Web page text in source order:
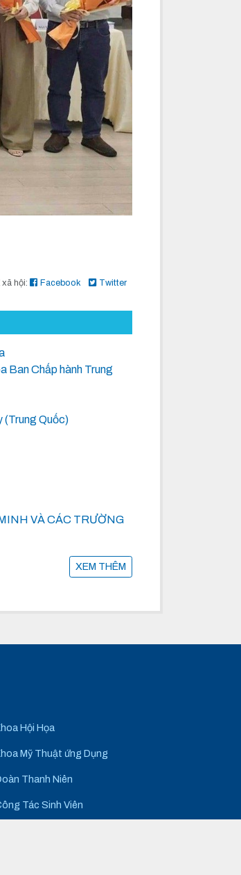
hội: Facebook Twitter
Ban Chấp hành Trung
(Trung Quốc)
VÀ CÁC TRƯỜNG
XEM THÊM
Hội Họa
Mỹ Thuật ứng Dụng
Thanh Niên
Tác Sinh Viên